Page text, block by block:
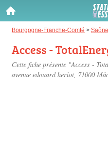
Bourgogne-Franche-Comté >
Access -
Cette fiche présente "Access -
avenue edouard heriot, 71000
Gazole :
Disponible
SP 98 :